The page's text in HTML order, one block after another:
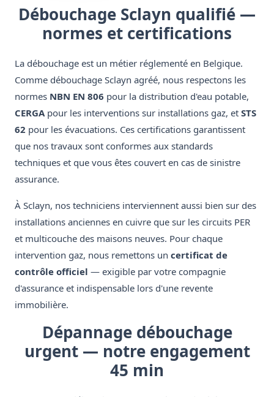
Débouchage Sclayn qualifié —
normes et certifications
La débouchage est un métier réglementé en Belgique.
Comme débouchage Sclayn agréé, nous respectons les
normes NBN EN 806 pour la distribution d'eau potable,
CERGApour les interventions sur installations gaz, et STS
62 pour les évacuations. Ces certifications garantissent
que nos travaux sont conformes aux standards
techniques et que vous êtes couvert en cas de sinistre
assurance.
À Sclayn, nos techniciens interviennent aussi bien sur des
installations anciennes en cuivre que sur les circuits PER
et multicouche des maisons neuves. Pour chaque
intervention gaz, nous remettons un certificat de
contrôle officiel — exigible par votre compagnie
d'assurance et indispensable lors d'une revente
immobilière.
Dépannage débouchage
urgent — notre engagement
45 min